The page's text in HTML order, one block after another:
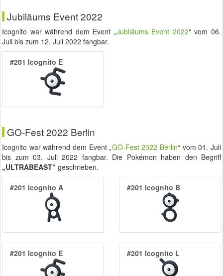
Jubiläums Event 2022
Icognito war während dem Event „Jubiläums Event 2022“ vom06.
Juli bis zum 12. Juli 2022 fangbar.
#201 Icognito E
GO-Fest 2022 Berlin
Icognito war während dem Event „GO-Fest 2022 Berlin“ vom01. Juli
bis zum 03. Juli 2022 fangbar. Die Pokémon haben den Begriff
„ULTRABEAST“ geschrieben.
#201 Icognito A #201 Icognito B
#201 Icognito E #201 Icognito L